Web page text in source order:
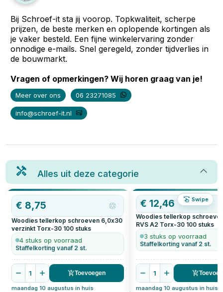
Bij Schroef-it sta jij voorop. Topkwaliteit, scherpe
prijzen, de beste merken en oplopende kortingen als
je vaker besteld. Een fijne winkelervaring zonder
onnodige e-mails. Snel geregeld, zonder tijdverlies in
de bouwmarkt.
Vragen of opmerkingen? Wij horen graag van je!
Meer over ons 06 23271085
info@schroef-it.nl
Alles uit deze categorie
Swipe
€ 8,75
Woodies tellerkop schroeven 6,0x30
verzinkt Torx-30 100 stuks
4 stuks op voorraad
Staffelkorting vanaf 2 st.
1 Toevoegen
maandag 10 augustus in huis
€12,46
Woodies tellerkop
RVS A2 Torx-30 100 stuks
3 stuks op voorraad
Staffelkorting vanaf 2 st.
1
maandag 10 augustus in huis